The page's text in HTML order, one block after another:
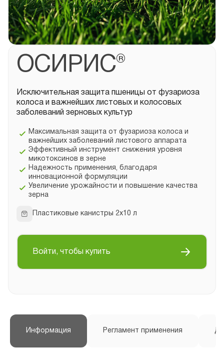
ОСИРИС®
Исключительная защита пшеницы от фузариоза
колоса и важнейших листовых и колосовых
заболеваний зерновых культур
Максимальная защита от фузариоза колоса и
важнейших заболеваний листового аппарата
Эффективный инструмент снижения уровня
микотоксинов в зерне
Надежность применения, благодаря
инновационной формуляции
Увеличение урожайности и повышение качества
зерна
Пластиковые канистры 2х10 л
Войти, чтобы купить
Информация Регламент применения